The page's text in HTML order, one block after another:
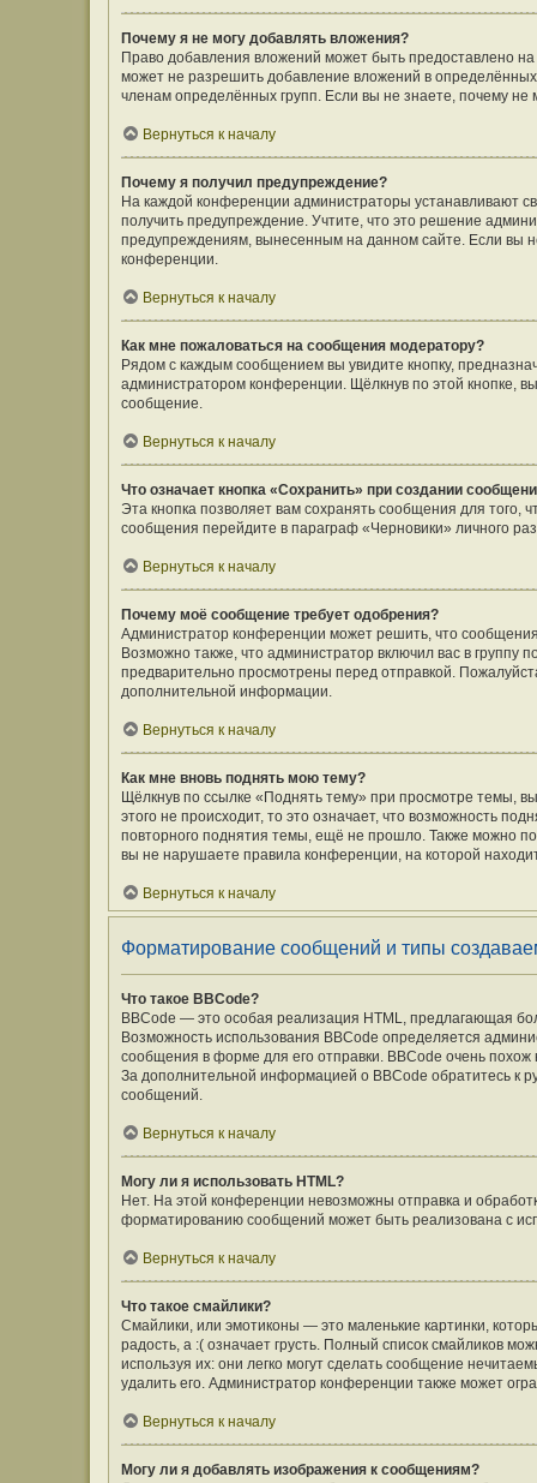
Почему я не могу добавлять вложения?
Право добавления вложений может быть предоставлено
может не разрешить добавление вложений в
членам определённых групп. Если вы не знаете, почему
Вернуться к началу
Почему я получил предупреждение?
На каждой конференции администраторы устанавливают
получить предупреждение. Учтите, что это решение
предупреждениям, вынесенным на данном сайте. Если вы
конференции.
Вернуться к началу
Как мне пожаловаться на сообщения модератору?
Рядом с каждым сообщением вы увидите кнопку,
администратором конференции. Щёлкнув по этой кнопке,
сообщение.
Вернуться к началу
Что означает кнопка «Сохранить» при создании
Эта кнопка позволяет вам сохранять сообщения для того,
сообщения перейдите в параграф «Черновики» личного
Вернуться к началу
Почему моё сообщение требует одобрения?
Администратор конференции может решить, что
Возможно также, что администратор включил вас в
предварительно просмотрены перед отправкой.
дополнительной информации.
Вернуться к началу
Как мне вновь поднять мою тему?
Щёлкнув по ссылке «Поднять тему» при просмотре темы,
этого не происходит, то это означает, что возможность
повторного поднятия темы, ещё не прошло. Также можно
вы не нарушаете правила конференции, на которой
Вернуться к началу
Форматирование сообщений и типы
Что такое BBCode?
BBCode — это особая реализация HTML, предлагающая
Возможность использования BBCode определяется
сообщения в форме для его отправки. BBCode очень похож
За дополнительной информацией о BBCode обратитесь к
сообщений.
Вернуться к началу
Могу ли я использовать HTML?
Нет. На этой конференции невозможны отправка и
форматированию сообщений может быть реализована с
Вернуться к началу
Что такое смайлики?
Смайлики, или эмотиконы — это маленькие картинки,
радость, а :( означает грусть. Полный список смайликов
используя их: они легко могут сделать сообщение
удалить его. Администратор конференции также может
Вернуться к началу
Могу ли я добавлять изображения к сообщениям?